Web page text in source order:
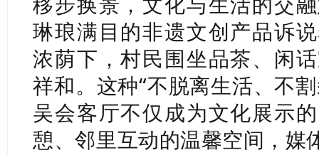
琳琅满目的非遗文创产品诉
浓荫下，村民围坐品茶、闲
祥和。这种“不脱离生活、不
吴会客厅不仅成为文化展示
憩、邻里互动的温馨空间 ，媒